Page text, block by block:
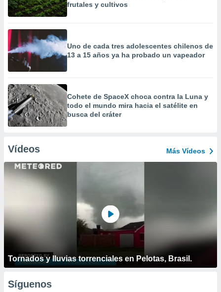
frutales y cultivos
Uno de cada tres adolescentes chilenos de
13 a 15 años ya ha probado un vapeador
Cohete de SpaceX choca contra la Luna y
todo el mundo mira hacia el satélite en
busca del cráter
Vídeos Más Vídeos
Tornados y lluvias torrenciales en Pelotas, Brasil.
Síguenos